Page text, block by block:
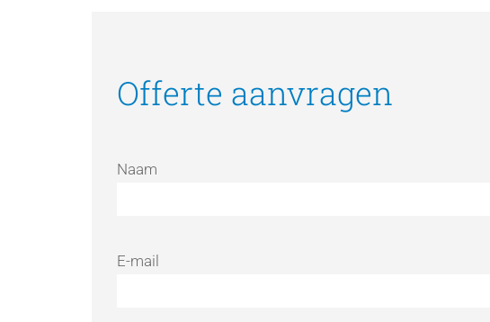
Offerte aanvragen
Naam
E-mail